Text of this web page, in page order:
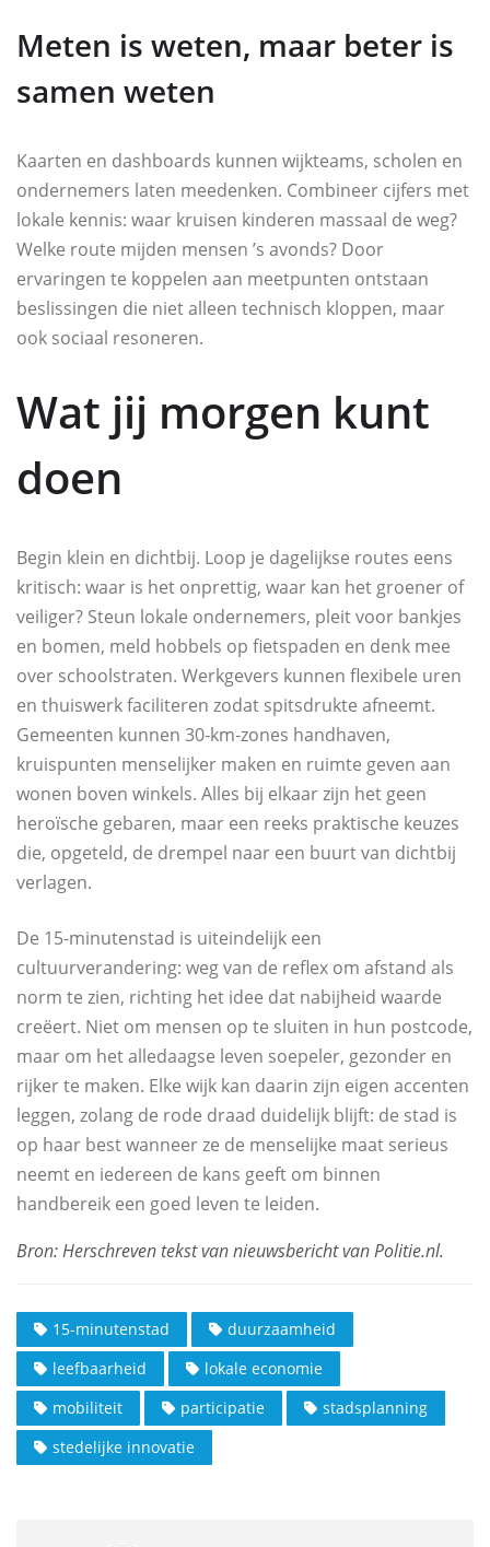
Meten is weten, maar beter is
samen weten
Kaarten en dashboards kunnen wijkteams, scholen en
ondernemers laten meedenken. Combineer cijfers met
lokale kennis: waar kruisen kinderen massaal de weg?
Welke route mijden mensen ’s avonds? Door
ervaringen te koppelen aan meetpunten ontstaan
beslissingen die niet alleen technisch kloppen, maar
ook sociaal resoneren.
Wat jij morgen kunt
doen
Begin klein en dichtbij. Loop je dagelijkse routes eens
kritisch: waar is het onprettig, waar kan het groener of
veiliger? Steun lokale ondernemers, pleit voor bankjes
en bomen, meld hobbels op fietspaden en denk mee
over schoolstraten. Werkgevers kunnen flexibele uren
en thuiswerk faciliteren zodat spitsdrukte afneemt.
Gemeenten kunnen 30‑km‑zones handhaven,
kruispunten menselijker maken en ruimte geven aan
wonen boven winkels. Alles bij elkaar zijn het geen
heroïsche gebaren, maar een reeks praktische keuzes
die, opgeteld, de drempel naar een buurt van dichtbij
verlagen.
De 15‑minutenstad is uiteindelijk een
cultuurverandering: weg van de reflex om afstand als
norm te zien, richting het idee dat nabijheid waarde
creëert. Niet om mensen op te sluiten in hun postcode,
maar om het alledaagse leven soepeler, gezonder en
rijker te maken. Elke wijk kan daarin zijn eigen accenten
leggen, zolang de rode draad duidelijk blijft: de stad is
op haar best wanneer ze de menselijke maat serieus
neemt en iedereen de kans geeft om binnen
handbereik een goed leven te leiden.
15-minutenstad
duurzaamheid
leefbaarheid
lokale economie
mobiliteit
participatie
stadsplanning
stedelijke innovatie